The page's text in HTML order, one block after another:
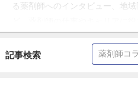
る薬剤師へのインタビュー、地
ど、薬剤師の仕事やキャリアに
記事検索